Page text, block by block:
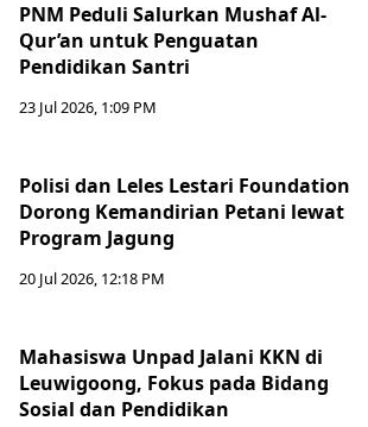
PNM Peduli Salurkan Mushaf Al-
Qur’an untuk Penguatan
Pendidikan Santri
23 Jul 2026, 1:09 PM
Polisi dan Leles Lestari Foundation
Dorong Kemandirian Petani lewat
Program Jagung
20 Jul 2026, 12:18 PM
Mahasiswa Unpad Jalani KKN di
Leuwigoong, Fokus pada Bidang
Sosial dan Pendidikan